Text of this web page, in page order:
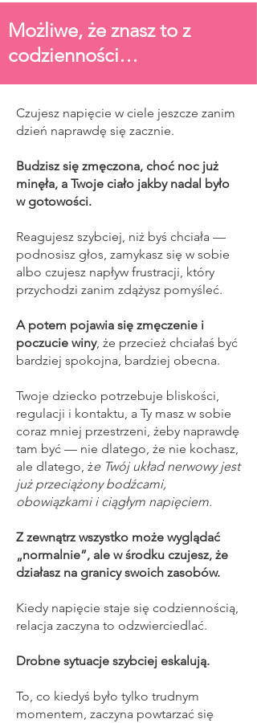
Możliwe, że znasz to z
codzienności…
Czujesz napięcie w ciele jeszcze zanim
dzień naprawdę się zacznie.
Budzisz się zmęczona, choć noc już
minęła, a Twoje ciało jakby nadal było
w gotowości.
Reagujesz szybciej, niż byś chciała —
podnosisz głos, zamykasz się w sobie
albo czujesz napływ frustracji, który
przychodzi zanim zdążysz pomyśleć.
A potem pojawia się zmęczenie i
poczucie winy, że przecież chciałaś być
bardziej spokojna, bardziej obecna.
Twoje dziecko potrzebuje bliskości,
regulacji i kontaktu, a Ty masz w sobie
coraz mniej przestrzeni, żeby naprawdę
tam być — nie dlatego, że nie kochasz,
ale dlatego, że Twój układ nerwowy jest
już przeciążony bodźcami,
obowiązkami i ciągłym napięciem.
Z zewnątrz wszystko może wyglądać
„normalnie”, ale w środku czujesz, że
działasz na granicy swoich zasobów.
Kiedy napięcie staje się codziennością,
relacja zaczyna to odzwierciedlać.
Drobne sytuacje szybciej eskalują.
To, co kiedyś było tylko trudnym
momentem, zaczyna powtarzać się